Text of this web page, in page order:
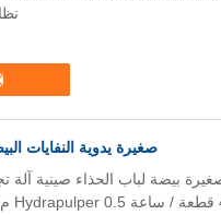
نظام
صغيرة يدوية النفايات